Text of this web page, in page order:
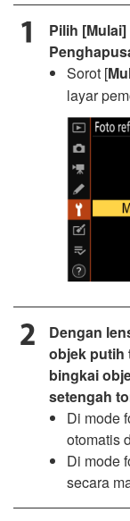
Pilih [Mulai]
Sorot [
layar
Dengan
objek putih
bingkai
setengah
Di mode
otomatis
Di mode
secara